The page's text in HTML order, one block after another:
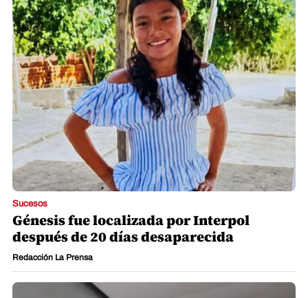
Sucesos
Génesis fue localizada por Interpol
después de 20 días desaparecida
Redacción La Prensa